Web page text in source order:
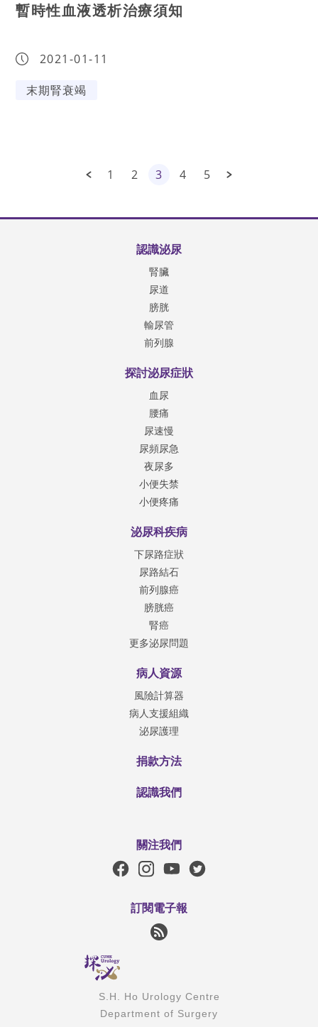
暫時性血液透析治療須知
2021-01-11
末期腎衰竭
1 2 3 4 5
認識泌尿
腎臟
尿道
膀胱
輸尿管
前列腺
探討泌尿症狀
血尿
腰痛
尿速慢
尿頻尿急
夜尿多
小便失禁
小便疼痛
泌尿科疾病
下尿路症狀
尿路結石
前列腺癌
膀胱癌
腎癌
更多泌尿問題
病人資源
風險計算器
病人支援組織
泌尿護理
捐款方法
認識我們
關注我們
訂閱電子報
S.H. Ho Urology Centre
Department of Surgery